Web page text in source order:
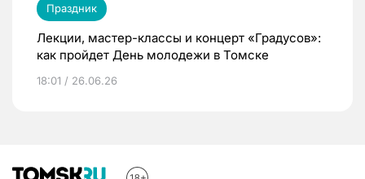
Праздник
Лекции, мастер-классы и концерт «Градусов»:
как пройдет День молодежи в Томске
18:01 / 26.06.26